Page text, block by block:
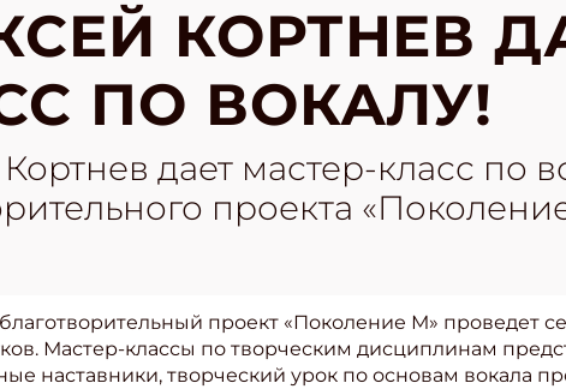
КОРТНЕВ
ПО ВОКАЛУ!
дает мастер-класс по
проекта
проект «Поколение М» проведет
. Мастер-классы по творческим дисциплинам
наставники, творческий урок по основам вокала